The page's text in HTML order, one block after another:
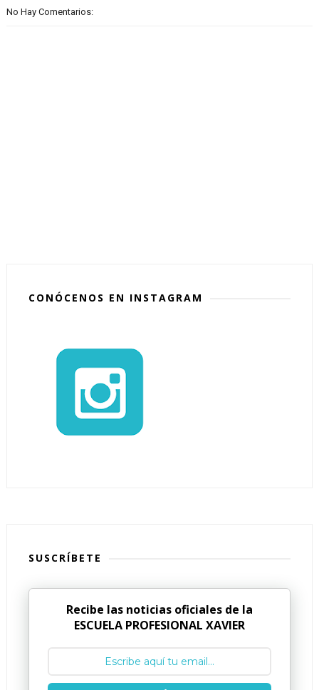
No Hay Comentarios:
CONÓCENOS EN INSTAGRAM
SUSCRÍBETE
Recibe las noticias oficiales de la
ESCUELA PROFESIONAL XAVIER